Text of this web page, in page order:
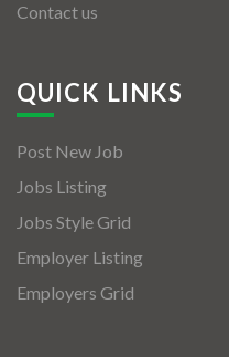
Contact us
QUICK LINKS
Post New Job
Jobs Listing
Jobs Style Grid
Employer Listing
Employers Grid